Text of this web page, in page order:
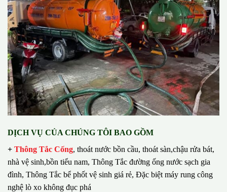
DỊCH VỤ CỦA CHÚNG TÔI BAO GỒM
+ Thông Tắc Cống, thoát nước bồn cầu, thoát sàn,chậu rửa bát,
nhà vệ sinh,bồn tiểu nam, Thông Tắc đường ống nước sạch gia
đình, Thông Tắc bể phốt vệ sinh giá rẻ, Đặc biệt máy rung công
nghệ lò xo không đục phá